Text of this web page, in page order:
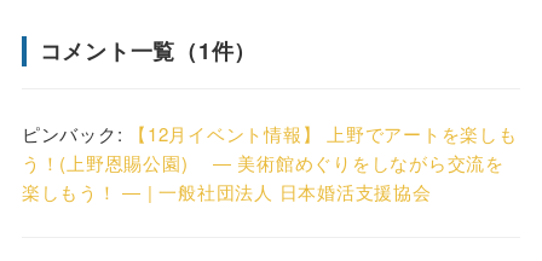
コメント一覧（1件）
ピンバック:
【12月イベント情報】 上野でアートを楽しも
う！(上野恩賜公園) ― 美術館めぐりをしながら交流を
楽しもう！ ― | 一般社団法人 日本婚活支援協会